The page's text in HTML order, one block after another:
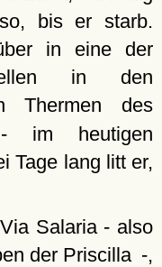
bis er starb.
in eine der
in den
des
- im heutigen
Tage lang litt er,
Salaria - also
der Priscilla-,